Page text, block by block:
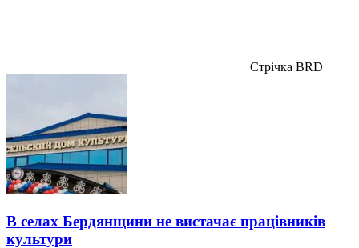
Стрічка BRD
В селах Бердянщини не вистачає працівників
культури